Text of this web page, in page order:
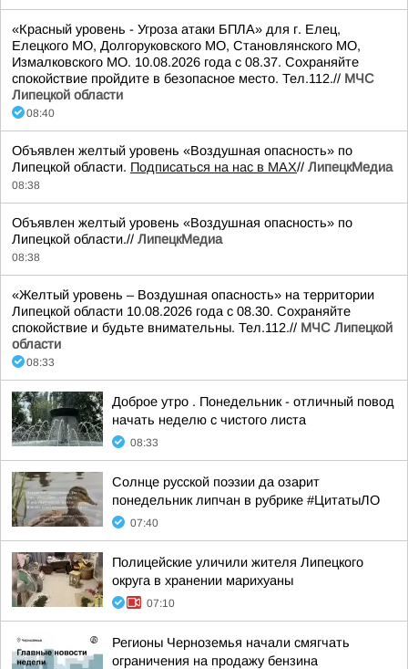
«Красный уровень - Угроза атаки БПЛА» для г. Елец,
Елецкого МО, Долгоруковского МО, Становлянского МО,
Измалковского МО. 10.08.2026 года с 08.37. Сохраняйте
спокойствие пройдите в безопасное место. Тел.112.// МЧС
Липецкой области
08:40
Объявлен желтый уровень «Воздушная опасность» по
Липецкой области. Подписаться на нас в МАХ// ЛипецкМедиа
08:38
Объявлен желтый уровень «Воздушная опасность» по
Липецкой области.// ЛипецкМедиа
08:38
«Желтый уровень – Воздушная опасность» на территории
Липецкой области 10.08.2026 года с 08.30. Сохраняйте
спокойствие и будьте внимательны. Тел.112.// МЧС Липецкой
области
08:33
Доброе утро . Понедельник - отличный повод
начать неделю с чистого листа
08:33
Солнце русской поэзии да озарит
понедельник липчан в рубрике #ЦитатыЛО
07:40
Полицейские уличили жителя Липецкого
округа в хранении марихуаны
07:10
Регионы Черноземья начали смягчать
ограничения на продажу бензина